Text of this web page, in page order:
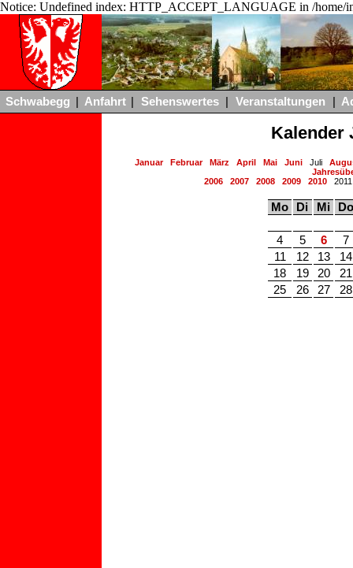
Notice: Undefined index: HTTP_ACCEPT_LANGUAGE in /home/
Schwabegg Anfahrt Sehenswertes Veranstaltungen
Kalender
Januar Februar März April Mai JuniJuli
2006
2007 2008 2009 2010
Mo Di Mi Do
4 5 6
7
11
12 13
14
18
19 20
21
25
26 27 28